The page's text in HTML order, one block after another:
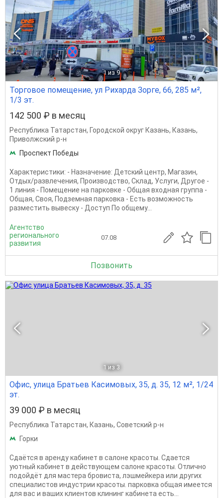
1 из 9
Торговое помещение, ул Рихарда Зорге, 66, 285 м²,
1/3 эт.
142 500 ₽ в месяц
Республика Татарстан, Городской округ Казань, Казань,
Приволжский р-н
Проспект Победы
Характеристики: - Назначение: Детский центр, Магазин,
Отдых/развлечения, Производство, Склад, Услуги, Другое -
1 линия - Помещение на парковке - Общая входная группа -
Общая, Своя, Подземная парковка - Есть возможность
разместить вывеску - Доступ По общему...
Агентство
регионального
развития
07.08
Позвонить
1 из 3
Офис, улица Братьев Касимовых, 35, д. 35, 12 м², 1/24
эт.
39 000 ₽ в месяц
Республика Татарстан, Казань, Советский р-н
Горки
Сдаётся в аренду кабинет в салоне красоты. Сдается
уютный кабинет в действующем салоне красоты. Отлично
подойдёт для мастера бровиста, лэшмейкера или других
специалистов индустрии красоты. парковка общая имеется
для вас и ваших клиентов клининг кабинета есть...